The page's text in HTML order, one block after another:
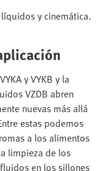
y cinemática.
y VYKB y la
VZDB abren
nuevas más allá
estas podemos
a los alimentos
limpieza de los
en los sillones